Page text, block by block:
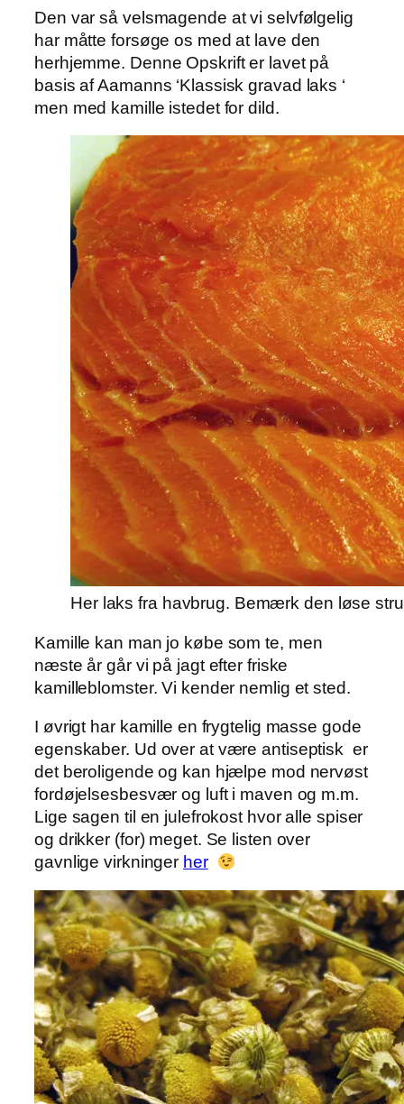
Den var så velsmagende at vi selvfølgelig
har måtte forsøge os med at lave den
herhjemme. Denne Opskrift er lavet på
basis af Aamanns ‘Klassisk gravad laks ‘
men med kamille istedet for dild.
Her laks fra havbrug. Bemærk den løse
Kamille kan man jo købe som te, men
næste år går vi på jagt efter friske
kamilleblomster. Vi kender nemlig et sted.
I øvrigt har kamille en frygtelig masse gode
egenskaber. Ud over at være antiseptisk er
det beroligende og kan hjælpe mod nervøst
fordøjelsesbesvær og luft i maven og m.m.
Lige sagen til en julefrokost hvor alle spiser
og drikker (for) meget. Se listen over
gavnlige virkninger her